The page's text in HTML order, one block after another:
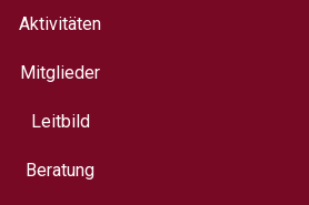
Aktivitäten
Mitglieder
Leitbild
Beratung